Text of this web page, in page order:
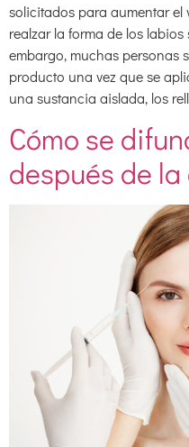
solicitados para aumentar el
realzar la forma de los
embargo, muchas personas
producto una vez que se
una sustancia aislada, los
Cómo se
después de